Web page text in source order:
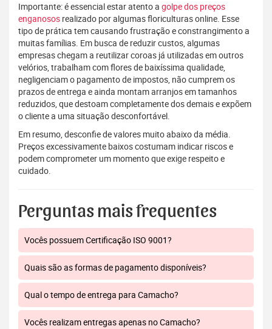
Importante: é essencial estar atento a golpe dos preços
enganosos realizado por algumas floriculturas online. Esse
tipo de prática tem causando frustração e constrangimento a
muitas famílias. Em busca de reduzir custos, algumas
empresas chegam a reutilizar coroas já utilizadas em outros
velórios, trabalham com flores de baixíssima qualidade,
negligenciam o pagamento de impostos, não cumprem os
prazos de entrega e ainda montam arranjos em tamanhos
reduzidos, que destoam completamente dos demais e expõem
o cliente a uma situação desconfortável.
Em resumo, desconfie de valores muito abaixo da média.
Preços excessivamente baixos costumam indicar riscos e
podem comprometer um momento que exige respeito e
cuidado.
Perguntas mais frequentes
Vocês possuem Certificação ISO 9001?
Quais são as formas de pagamento disponíveis?
Qual o tempo de entrega para Camacho?
Vocês realizam entregas apenas no Camacho?